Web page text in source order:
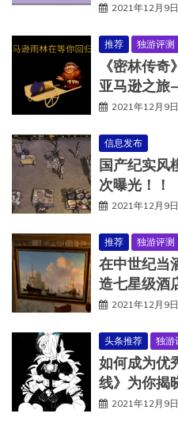
2021年12月9日
推荐 独游评测
《密林传
亚马逊之
2021年12月9日
信息发布
国产纪实风
次曝光！！
2021年12月9日
推荐 独游评测
在中世纪当
造七星级酒
2021年12月9日
头条推荐 独游
如何成为优
线》为你揭
2021年12月9日